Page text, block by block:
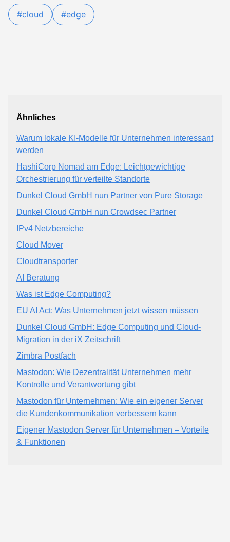
#cloud #edge
Ähnliches
Warum lokale KI-Modelle für Unternehmen interessant
werden
HashiCorp Nomad am Edge: Leichtgewichtige
Orchestrierung für verteilte Standorte
Dunkel Cloud GmbH nun Partner von Pure Storage
Dunkel Cloud GmbH nun Crowdsec Partner
IPv4 Netzbereiche
Cloud Mover
Cloudtransporter
AI Beratung
Was ist Edge Computing?
EU AI Act: Was Unternehmen jetzt wissen müssen
Dunkel Cloud GmbH: Edge Computing und Cloud-
Migration in der iX Zeitschrift
Zimbra Postfach
Mastodon: Wie Dezentralität Unternehmen mehr
Kontrolle und Verantwortung gibt
Mastodon für Unternehmen: Wie ein eigener Server
die Kundenkommunikation verbessern kann
Eigener Mastodon Server für Unternehmen – Vorteile
& Funktionen